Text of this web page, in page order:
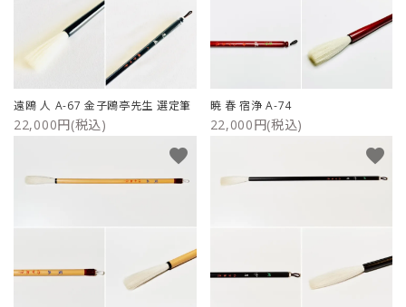
遠鴎 人 A-67 金子鴎亭先生 選定筆
22,000円(税込)
暁 春 宿浄 A-74
22,000円(税込)
favorite favorite